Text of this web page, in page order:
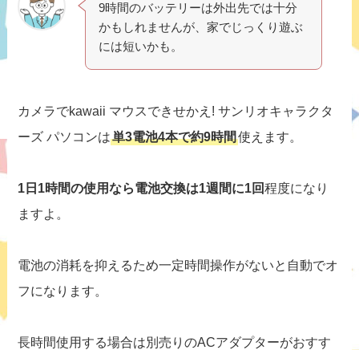
9時間のバッテリーは外出先では十分
かもしれませんが、家でじっくり遊ぶ
には短いかも。
カメラでkawaii マウスできせかえ! サンリオキャラクタ
ーズ パソコンは単3電池4本で約9時間使えます。
1日1時間の使用なら電池交換は1週間に1回程度になり
ますよ。
電池の消耗を抑えるため一定時間操作がないと自動でオ
フになります。
長時間使用する場合は別売りのACアダプターがおすす